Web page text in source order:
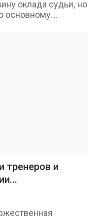
оклада судьи, но
основному...
тренеров и